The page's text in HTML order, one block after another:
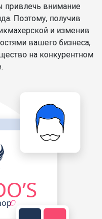
привлечь внимание
Поэтому, получив
и изменив
вашего бизнеса,
на конкурентном